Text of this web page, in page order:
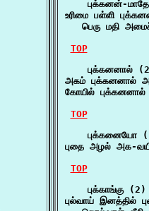
புக்கனன்-
உரிமை பள்ளி
பெரு மதி
TOP
புக்கனனால்
அகம் புக்கனனால்
கோயில்
TOP
புக்கனையோ
புதை அழல் அக-
TOP
    புக்காங்கு (2)
புல்வாய் இனத்தில்